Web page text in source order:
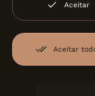
Aceitar
Aceitar